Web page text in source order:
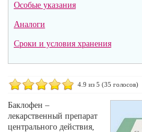
Особые указания
Аналоги
Сроки и условия хранения
4.9 из 5 (35 голосов)
Баклофен –
лекарственный препарат
центрального действия,